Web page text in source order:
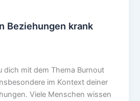
Beziehungen krank
dich mit dem Thema Burnout
im Kontext deiner
Viele Menschen wissen